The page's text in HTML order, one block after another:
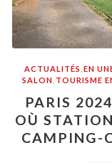
ACTUALITÉS EN
SALON TOURISME
PARIS
OÙ
CAMPING-